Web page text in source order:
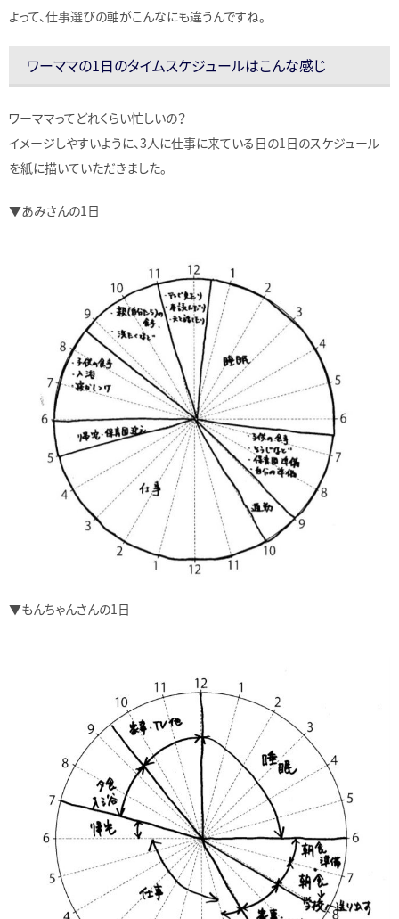
よって、仕事選びの軸がこんなにも違うんですね。
ワーママの1日のタイムスケジュールはこんな感じ
ワーママってどれくらい忙しいの？
イメージしやすいように、3人に仕事に来ている日の1日のスケジュール
を紙に描いていただきました。
▼あみさんの1日
▼もんちゃんさんの1日